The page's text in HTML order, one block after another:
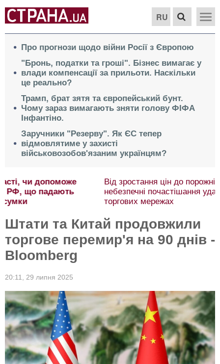
RU
Про прогнози щодо війни Росії з Європою
"Бронь, податки та гроші". Бізнес вимагає у
влади компенсації за прильоти. Наскільки
це реально?
Трамп, брат зятя та європейський бунт.
Чому зараз вимагають зняти голову ФІФА
Інфантіно.
Заручники "Резерву". Як ЄС тепер
відмовлятиме у захисті
військовозобов'язаним українцям?
Від зростання цін до порожніх полиць. Чим
небезпечні почастішання ударів по українських
торгових мережах
Штати та Китай продовжили
торгове перемир'я на 90 днів -
Bloomberg
20:11, 29 липня 2025